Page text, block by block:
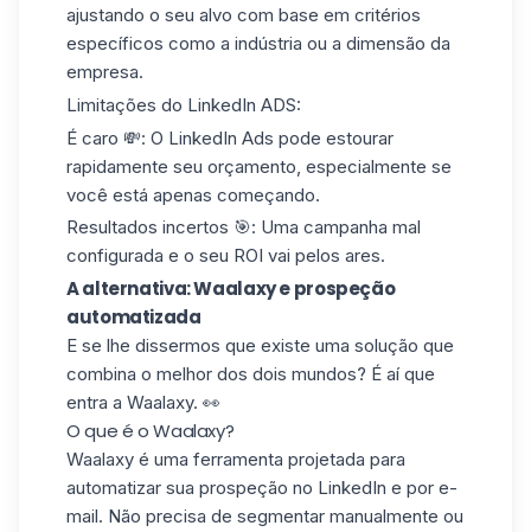
ajustando o seu alvo com base em critérios
específicos como a indústria ou a dimensão da
empresa.
Limitações do LinkedIn ADS:
É caro 💸: O LinkedIn Ads pode estourar
rapidamente seu orçamento, especialmente se
você está apenas começando.
Resultados incertos 🎯: Uma campanha mal
configurada e o seu ROI vai pelos ares.
A alternativa: Waalaxy e prospeção
automatizada
E se lhe dissermos que existe uma solução que
combina o melhor dos dois mundos? É aí que
entra a Waalaxy. 👀
O que é o Waalaxy?
Waalaxy é uma ferramenta projetada para
automatizar sua prospeção no LinkedIn e por e-
mail. Não precisa de segmentar manualmente ou